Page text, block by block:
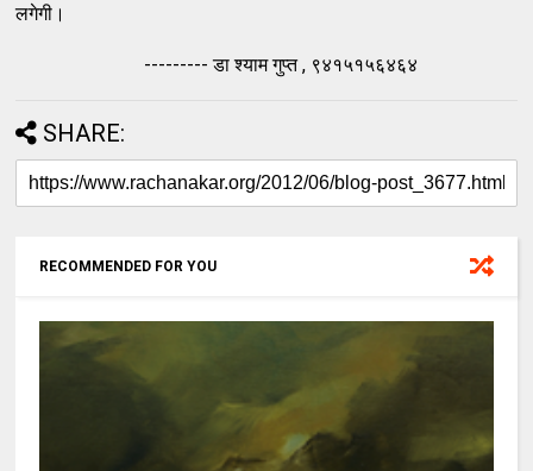
लगेगी।
--------- डा श्याम गुप्त , ९४१५१५६४६४
SHARE:
RECOMMENDED FOR YOU